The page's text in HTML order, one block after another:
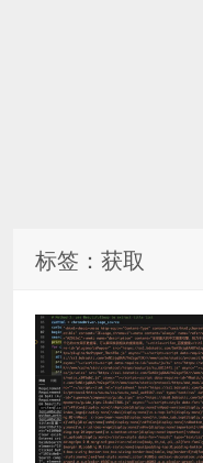
标签：获取